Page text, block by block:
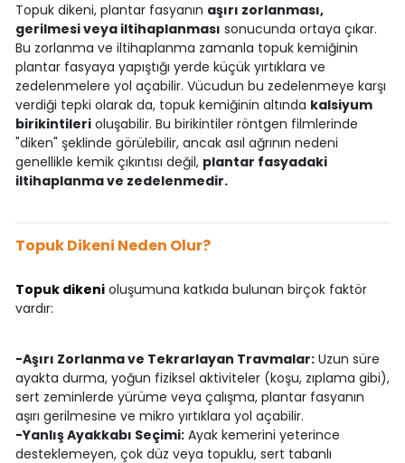
Topuk dikeni, plantar fasyanın aşırı zorlanması,
gerilmesi veya iltihaplanması sonucunda ortaya çıkar.
Bu zorlanma ve iltihaplanma zamanla topuk kemiğinin
plantar fasyaya yapıştığı yerde küçük yırtıklara ve
zedelenmelere yol açabilir. Vücudun bu zedelenmeye karşı
verdiği tepki olarak da, topuk kemiğinin altında kalsiyum
birikintilerioluşabilir. Bu birikintiler röntgen filmlerinde
"diken" şeklinde görülebilir, ancak asıl ağrının nedeni
genellikle kemik çıkıntısı değil, plantar fasyadaki
iltihaplanma ve zedelenmedir.
Topuk Dikeni Neden Olur?
Topuk dikenioluşumuna katkıda bulunan birçok faktör
vardır:
-Aşırı Zorlanma ve Tekrarlayan Travmalar:Uzun süre
ayakta durma, yoğun fiziksel aktiviteler (koşu, zıplama gibi),
sert zeminlerde yürüme veya çalışma, plantar fasyanın
aşırı gerilmesine ve mikro yırtıklara yol açabilir.
-Yanlış Ayakkabı Seçimi:Ayak kemerini yeterince
desteklemeyen, çok düz veya topuklu, sert tabanlı